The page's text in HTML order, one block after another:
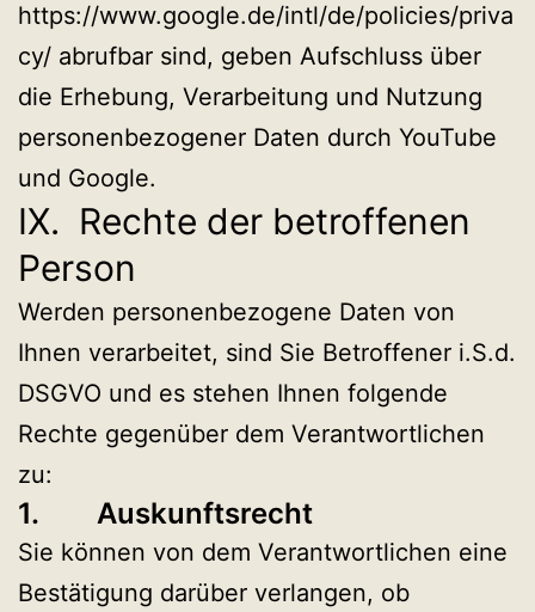
https://www.google.de/intl/de/policies/priva
cy/ abrufbar sind, geben Aufschluss über
die Erhebung, Verarbeitung und Nutzung
personenbezogener Daten durch YouTube
und Google.
IX. Rechte der betroffenen
Person
Werden personenbezogene Daten von
Ihnen verarbeitet, sind Sie Betroffener i.S.d.
DSGVO und es stehen Ihnen folgende
Rechte gegenüber dem Verantwortlichen
zu:
1. Auskunftsrecht
Sie können von dem Verantwortlichen eine
Bestätigung darüber verlangen, ob